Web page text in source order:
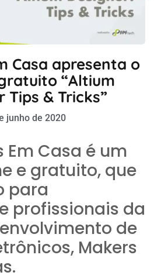
Casa apresenta o
“Altium
Tips & Tricks”
junho de 2020
Em Casa é um
e gratuito, que
para
profissionais da
de
Makers